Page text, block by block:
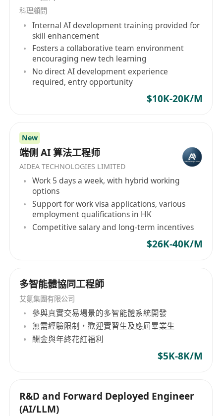
等AI雲服務。目前，小宿科技已服務國內超過一半
的頭部AI原生應用，業務覆蓋80+個國家和地區，成
功助力全球近千家企業的AI升級及轉型。
科理顧問
Internal AI development training provided for
skill enhancement
Fosters a collaborative team environment
encouraging new tech learning
No direct AI development experience
required, entry opportunity
$10K-20K/M
New
端侧 AI 算法工程师
AIDEA TECHNOLOGIES LIMITED
Work 5 days a week, with hybrid working
options
Support for work visa applications, various
employment qualifications in HK
Competitive salary and long-term incentives
$26K-40K/M
多智能體協同工程師
艾氪集團有限公司
參與真實交易場景的多智能體系統開發
無需經驗限制，歡迎實習生及應屆畢業生
酬金與年終花紅福利
$5K-8K/M
R&D and Forward Deployed Engineer
(AI/LLM)